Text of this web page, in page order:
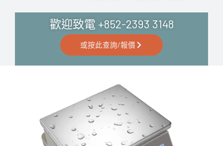
歡迎致電 +852-2393 3148
或按此查詢/報價